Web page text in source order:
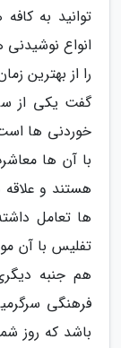
توانید به
انواع
را از بهترین
گفت یکی از
خوردنی ها
با آن ها
هستند و
ها تعامل
تفلیس با آن
هم جنبه
فرهنگی
باشد که روز